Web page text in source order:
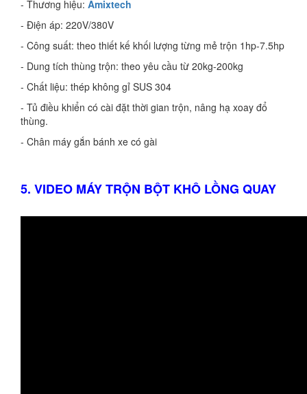
- Thương hiệu: Amixtech
- Điện áp: 220V/380V
- Công suất: theo thiết kế khối lượng từng mẻ trộn 1hp-7.5hp
- Dung tích thùng trộn: theo yêu cầu từ 20kg-200kg
- Chất liệu: thép không gỉ SUS 304
- Tủ điều khiển có cài đặt thời gian trộn, nâng hạ xoay đổ
thùng.
- Chân máy gắn bánh xe có gài
5. VIDEO MÁY TRỘN BỘT KHÔ LỒNG QUAY